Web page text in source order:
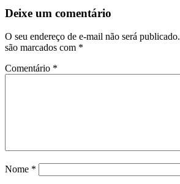
Deixe um comentário
O seu endereço de e-mail não será publicado.
são marcados com *
Comentário *
Nome *